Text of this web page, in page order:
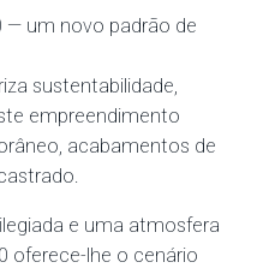
— um novo padrão de
sustentabilidade,
empreendimento
acabamentos de
e uma atmosfera
oferece-lhe o cenário